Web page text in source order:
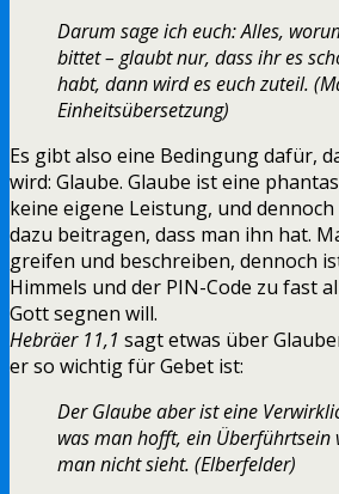
Darum sage ich euch: Alles,
bittet – glaubt nur, dass ihr es
habt, dann wird es euch zuteil.
Einheitsübersetzung)
Es gibt also eine Bedingung dafür,
wird: Glaube. Glaube ist eine
keine eigene Leistung, und
dazu beitragen, dass man ihn hat.
greifen und beschreiben, dennoch
Himmels und der PIN-Code zu fast
Gott segnen will.
Hebräer 11,1 sagt etwas über
er so wichtig für Gebet ist:
Der Glaube aber ist eine
was man hofft, ein Überführtsein
man nicht sieht. (Elberfelder)